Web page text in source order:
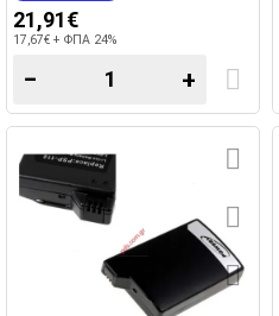
21,91€
17,67€ + ΦΠΑ 24%
− +